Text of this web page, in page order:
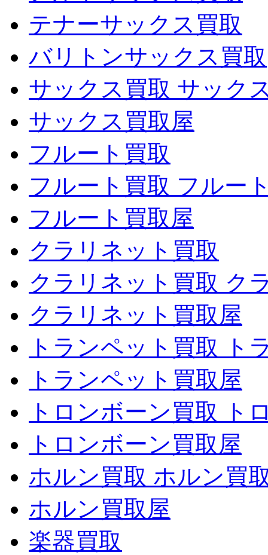
テナーサックス買取
バリトンサックス買取
サックス買取 サック
サックス買取屋
フルート買取
フルート買取 フルー
フルート買取屋
クラリネット買取
クラリネット買取 ク
クラリネット買取屋
トランペット買取 ト
トランペット買取屋
トロンボーン買取 ト
トロンボーン買取屋
ホルン買取 ホルン買
ホルン買取屋
楽器買取